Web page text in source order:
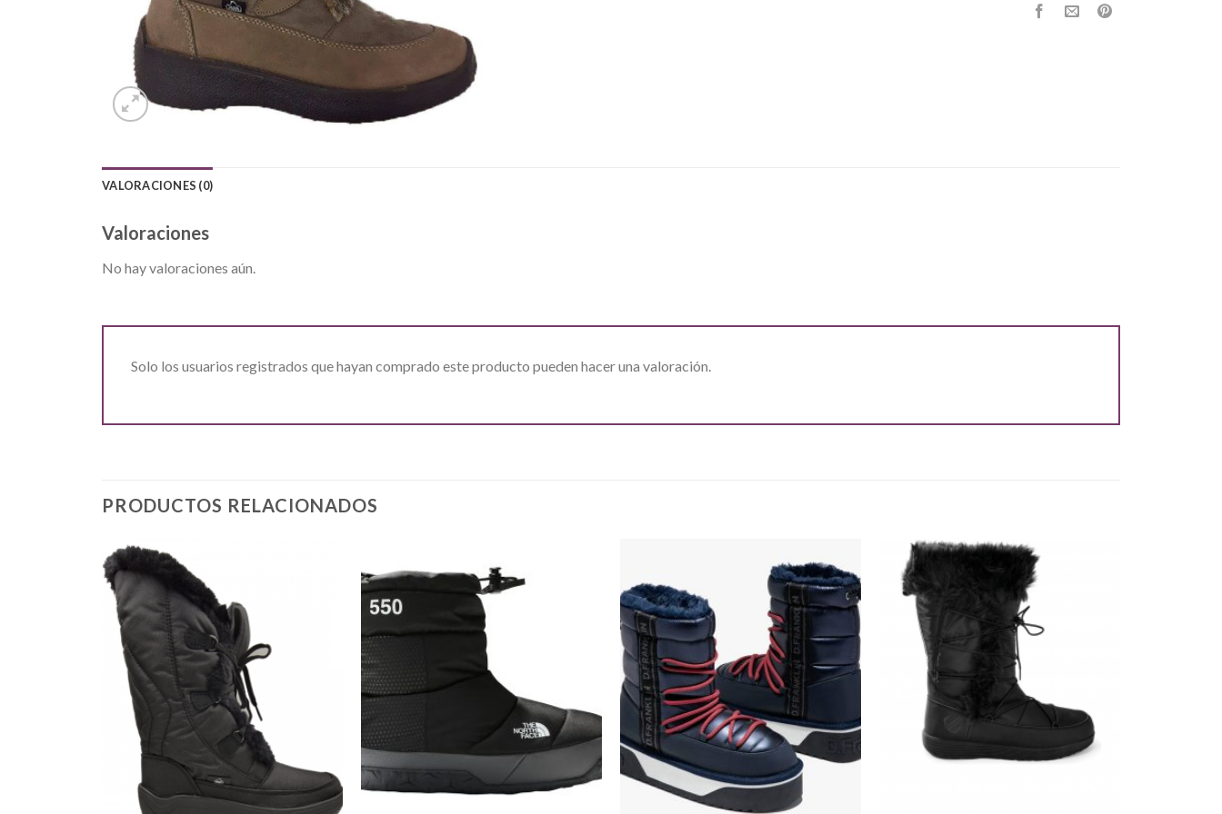
VALORACIONES (0)
Valoraciones
No hay valoraciones aún.
Solo los usuarios registrados que hayan comprado este producto pueden hacer una valoración.
PRODUCTOS RELACIONADOS